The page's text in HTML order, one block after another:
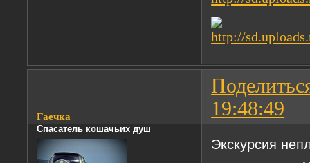
19:48:49
Гаечка
Спасатель кошачьих душ
Экскурсия